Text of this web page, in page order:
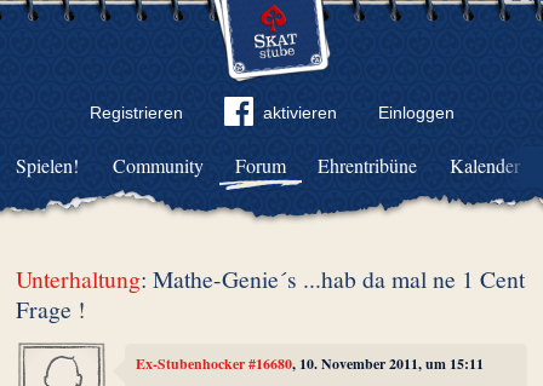
Registrieren aktivieren Einloggen
Community Forum Ehrentribüne Kalender
Spielen!
Unterhaltung: Mathe-Genie´s ...hab da mal ne 1 Cent
Frage !
Ex-Stubenhocker #16680, 10. November 2011, um 15:11